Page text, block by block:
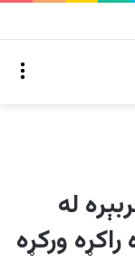
له
ورکړه